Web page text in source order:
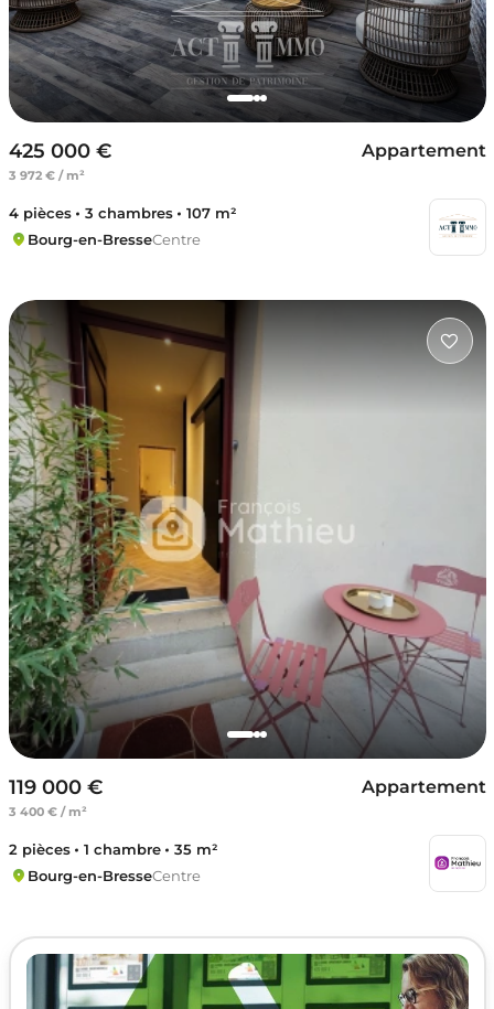
425 000 €
3 972 € / m²
Appartement
4 pièces 3 chambres
107 m²
Bourg-en-BresseCentre
119 000 €
3 400 € / m²
Appartement
2 pièces 1 chambre
35 m²
Bourg-en-BresseCentre